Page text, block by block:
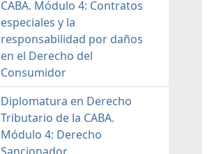
CABA. Módulo 4: Contratos
especiales y la
responsabilidad por daños
en el Derecho del
Consumidor
Diplomatura en Derecho
Tributario de la CABA.
Módulo 4: Derecho